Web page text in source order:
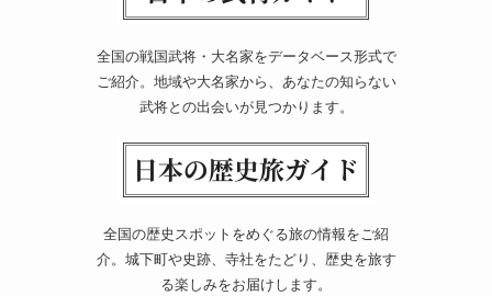
全国の戦国武将・大名家をデータベース形式で
ご紹介。地域や大名家から、あなたの知らない
武将との出会いが見つかります。
全国の歴史スポットをめぐる旅の情報をご紹
介。城下町や史跡、寺社をたどり、歴史を旅す
る楽しみをお届けします。